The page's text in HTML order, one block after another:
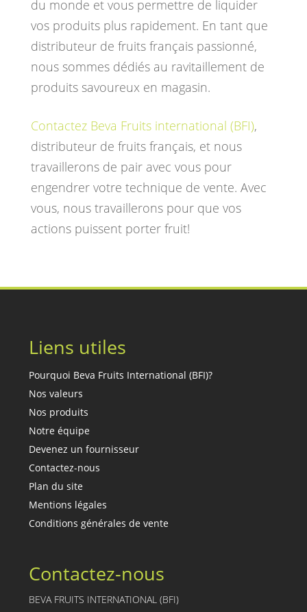
du monde et vous permettre de liquider
vos produits plus rapidement. En tant que
distributeur de fruits français passionné,
nous sommes dédiés au ravitaillement de
produits savoureux en magasin.
Contactez Beva Fruits international (BFI),
distributeur de fruits français, et nous
travaillerons de pair avec vous pour
engendrer votre technique de vente. Avec
vous, nous travaillerons pour que vos
actions puissent porter fruit!
Liens utiles
Pourquoi Beva Fruits International (BFI)?
Nos valeurs
Nos produits
Notre équipe
Devenez un fournisseur
Contactez-nous
Plan du site
Mentions légales
Conditions générales de vente
Contactez-nous
BEVA FRUITS INTERNATIONAL (BFI)